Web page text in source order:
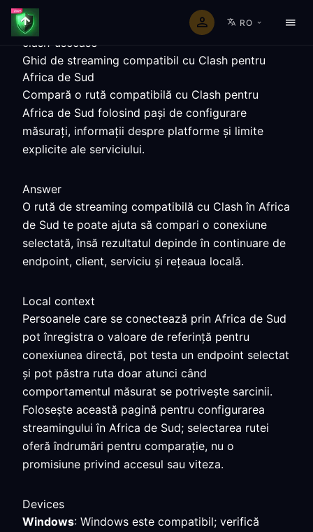
RO
clash-usecase
Ghid de streaming compatibil cu Clash pentru
Africa de Sud
Compară o rută compatibilă cu Clash pentru
Africa de Sud folosind pași de configurare
măsurați, informații despre platforme și limite
explicite ale serviciului.
Answer
O rută de streaming compatibilă cu Clash în Africa
de Sud te poate ajuta să compari o conexiune
selectată, însă rezultatul depinde în continuare de
endpoint, client, serviciu și rețeaua locală.
Local context
Persoanele care se conectează prin Africa de Sud
pot înregistra o valoare de referință pentru
conexiunea directă, pot testa un endpoint selectat
și pot păstra ruta doar atunci când
comportamentul măsurat se potrivește sarcinii.
Folosește această pagină pentru configurarea
streamingului în Africa de Sud; selectarea rutei
oferă îndrumări pentru comparație, nu o
promisiune privind accesul sau viteza.
Devices
Windows: Windows este compatibil; verifică